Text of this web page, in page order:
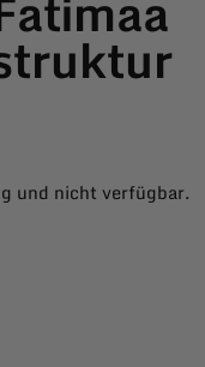
und nicht verfügbar.